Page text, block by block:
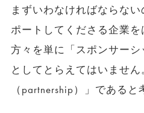
まずいわなければならない
ポートしてくださる企業
方々を単に「スポンサーシ
としてとらえてはいませ
（partnership）」であると